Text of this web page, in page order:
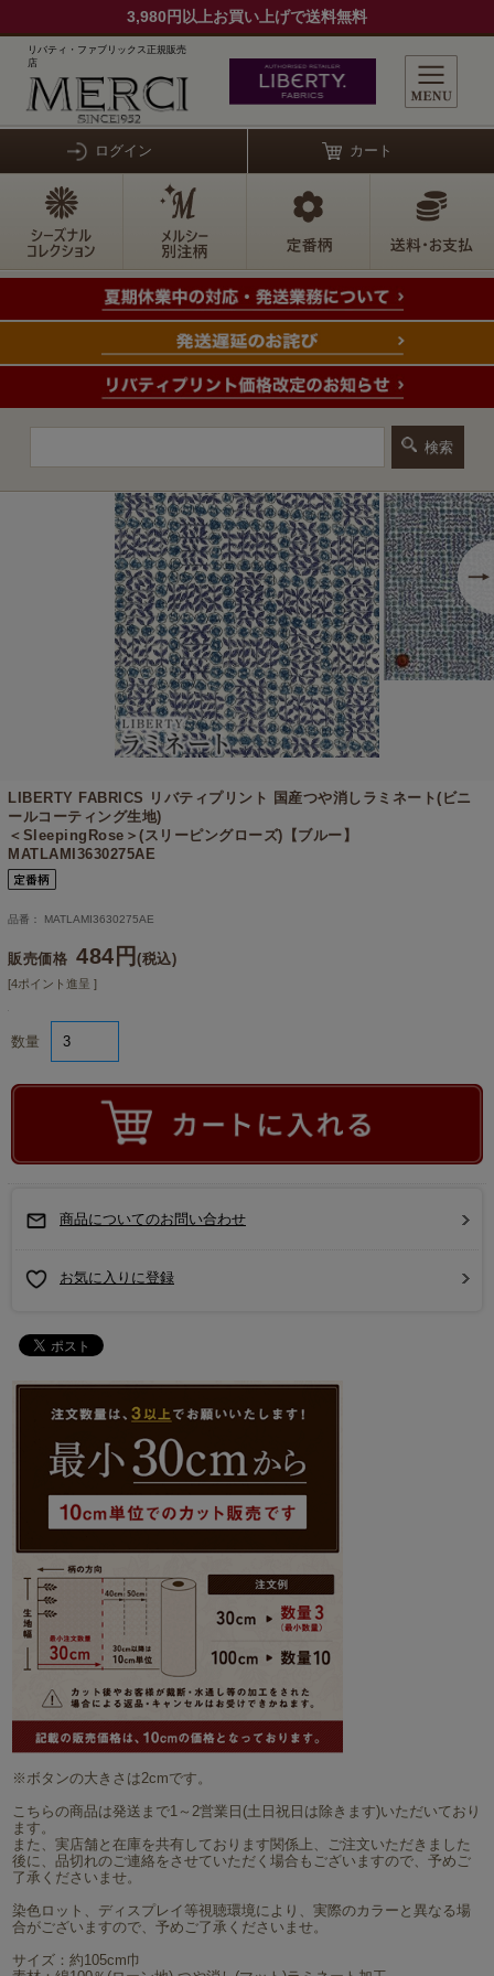
3,980円以上お買い上げで送料無料
リバティ・ファブリックス正規販売
店
ログイン カート
LIBERTY FABRICS リバティプリント 国産つや消しラミネート(ビニ
ールコーティング生地)
＜SleepingRose＞(スリーピングローズ)【ブルー】
MATLAMI3630275AE
品番： MATLAMI3630275AE
販売価格 484円(税込)
[4ポイント進呈 ]
数量
商品についてのお問い合わせ
お気に入りに登録
※ボタンの大きさは2cmです。
こちらの商品は発送まで1～2営業日(土日祝日は除きます)いただいており
ます。
また、実店舗と在庫を共有しております関係上、ご注文いただきました
後に、品切れのご連絡をさせていただく場合もございますので、予めご
了承くださいませ。
染色ロット、ディスプレイ等視聴環境により、実際のカラーと異なる場
合がございますので、予めご了承くださいませ。
サイズ：約105cm巾